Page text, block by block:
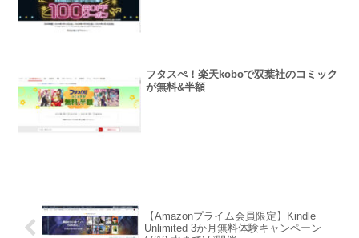
フタスぺ！楽天koboで双葉社のコミック
が無料&半額
【Amazonプライム会員限定】Kindle
Unlimited 3か月無料体験キャンペーン